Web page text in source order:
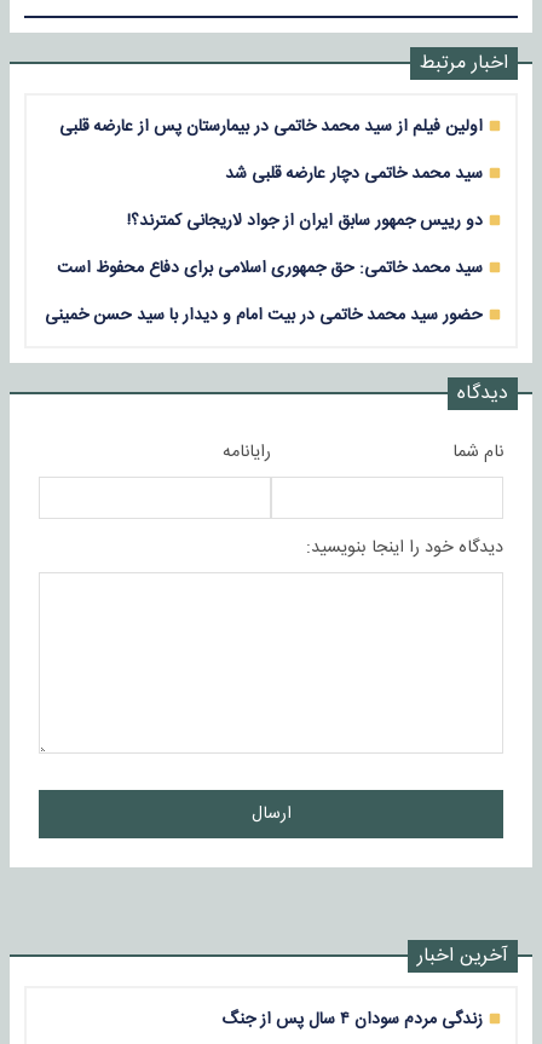
اخبار مرتبط
اولین فیلم از سید محمد خاتمی در بیمارستان پس از عارضه قلبی
سید محمد خاتمی دچار عارضه قلبی شد
دو رییس جمهور سابق ایران از جواد لاریجانی کمترند؟!
سید محمد خاتمی: حق جمهوری اسلامی برای دفاع محفوظ است
حضور سید محمد خاتمی در بیت امام و دیدار با سید حسن خمینی
دیدگاه
نام شما رایانامه
دیدگاه خود را اینجا بنویسید:
ارسال
آخرین اخبار
زندگی مردم سودان ۴ سال پس از جنگ